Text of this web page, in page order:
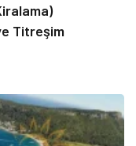
Titreşim